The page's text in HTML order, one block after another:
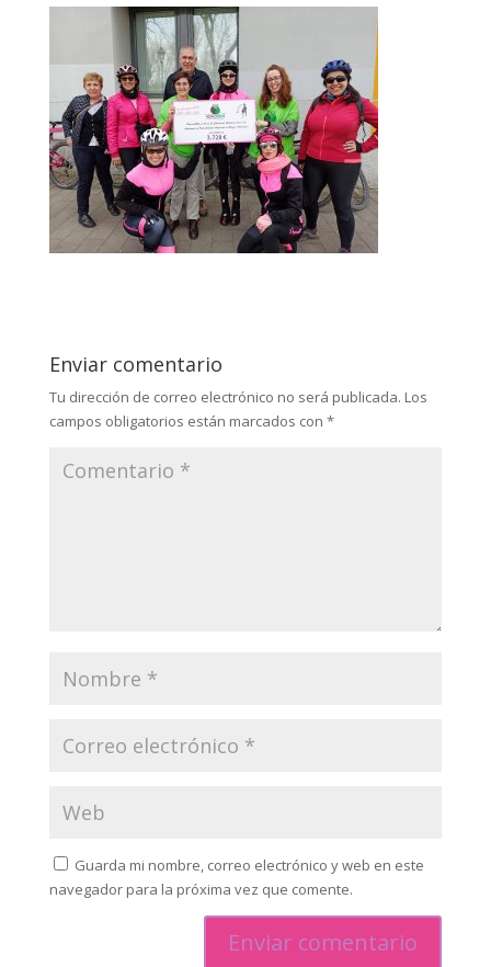
Enviar comentario
Tu dirección de correo electrónico no será publicada. Los
campos obligatorios están marcados con *
Guarda mi nombre, correo electrónico y web en este
navegador para la próxima vez que comente.